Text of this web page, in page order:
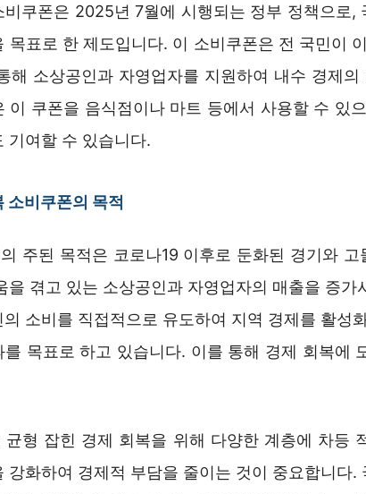
비쿠폰은 2025년 7월에 시행되는 정부 정책으로,
목표로 한 제도입니다. 이 소비쿠폰은 전 국민이
해 소상공인과 자영업자를 지원하여 내수 경제의
이 쿠폰을 음식점이나 마트 등에서 사용할 수 있
기여할 수 있습니다.
소비쿠폰의 목적
주된 목적은 코로나19 이후로 둔화된 경기와
을 겪고 있는 소상공인과 자영업자의 매출을 증가
소비를 직접적으로 유도하여 지역 경제를 활성
목표로 하고 있습니다. 이를 통해 경제 회복에
균형 잡힌 경제 회복을 위해 다양한 계층에 차등
강화하여 경제적 부담을 줄이는 것이 중요합니다.